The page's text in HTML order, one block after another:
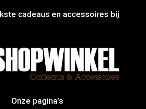
cadeaus en accessoires bij
Onze pagina’s